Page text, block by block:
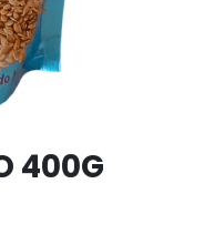
400G